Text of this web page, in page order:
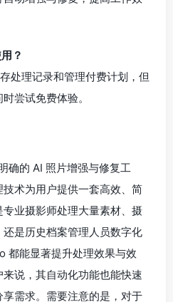
？
处理记录和管理付费计划，但
尝试免费体验。
确的 AI 照片增强与修复工
术为用户提供一套高效、简
业摄影师处理大量素材、摄
是历史档案管理人员数字化
都能显著提升处理效果与效
说，其自动化功能也能快速
需求。需要注意的是，对于